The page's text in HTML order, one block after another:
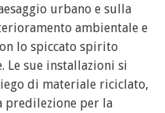
urbano e sulla
ambientale e
lo spiccato spirito
Le sue installazioni si
di materiale riciclato,
predilezione per la